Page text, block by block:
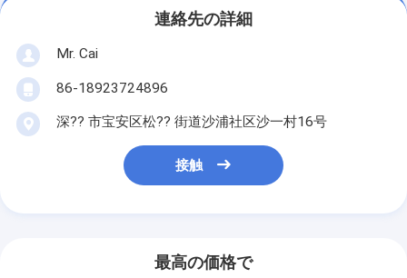
連絡先の詳細
Mr. Cai
86-18923724896
深?? 市宝安区松?? 街道沙浦社区沙一村16号
接触
最高の価格で